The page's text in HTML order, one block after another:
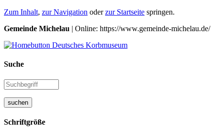
Zum Inhalt, zur Navigation oderzur Startseite springen.
Gemeinde Michelau | Online: https://www.gemeinde-michelau.de/
Suche
suchen
Schriftgröße